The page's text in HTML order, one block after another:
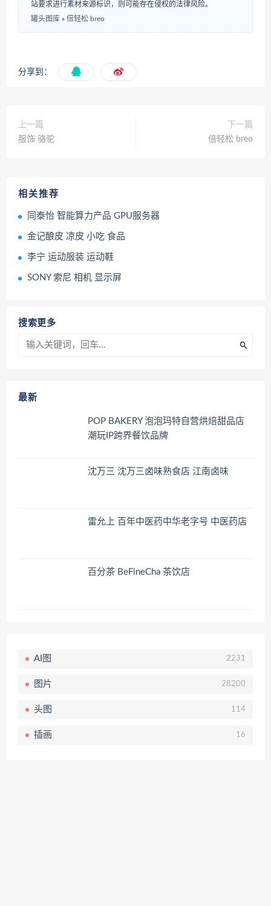
站要求进行素材来源标识，则可能存在侵权的法律风险。
罐头图库 » 倍轻松 breo
分享到：
上一篇
服饰 骆驼
下一篇
倍轻松 breo
相关推荐
同泰怡 智能算力产品 GPU服务器
金记酿皮 凉皮 小吃 食品
李宁 运动服装 运动鞋
SONY 索尼 相机 显示屏
搜索更多
最新
POP BAKERY 泡泡玛特自营烘焙甜品店
潮玩IP跨界餐饮品牌
沈万三 沈万三卤味熟食店 江南卤味
雷允上 百年中医药中华老字号 中医药店
百分茶 BeFineCha 茶饮店
AI图 2231
图片 28200
头图 114
插画 16